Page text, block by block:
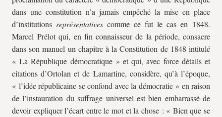
dans une constitution n’a jamais empêché la mise en place
d’institutions représentatives comme ce fut le cas en 1848.
Marcel Prélot qui, en fin connaisseur de la période, consacre
dans son manuel un chapitre à la Constitution de 1848 intitulé
« La République démocratique » et qui, avec force détails et
citations d’Ortolan et de Lamartine, considère, qu’à l’époque,
« l’idée républicaine se confond avec la démocratie » en raison
de l’instauration du suffrage universel est bien embarrassé de
devoir expliquer l’écart entre le mot et la chose : « Bien que se